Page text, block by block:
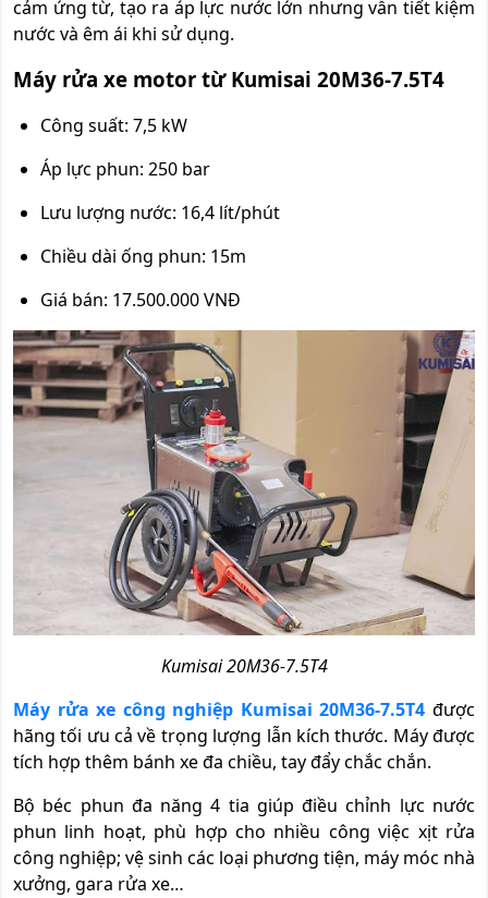
cảm ứng từ, tạo ra áp lực nước lớn nhưng vẫn tiết kiệm
nước và êm ái khi sử dụng.
Máy rửa xe motor từ Kumisai 20M36-7.5T4
Công suất: 7,5 kW
Áp lực phun: 250 bar
Lưu lượng nước: 16,4 lít/phút
Chiều dài ống phun: 15m
Giá bán: 17.500.000 VNĐ
Kumisai 20M36-7.5T4
Máy rửa xe công nghiệp Kumisai 20M36-7.5T4 được
hãng tối ưu cả về trọng lượng lẫn kích thước. Máy được
tích hợp thêm bánh xe đa chiều, tay đẩy chắc chắn.
Bộ béc phun đa năng 4 tia giúp điều chỉnh lực nước
phun linh hoạt, phù hợp cho nhiều công việc xịt rửa
công nghiệp; vệ sinh các loại phương tiện, máy móc nhà
xưởng, gara rửa xe…